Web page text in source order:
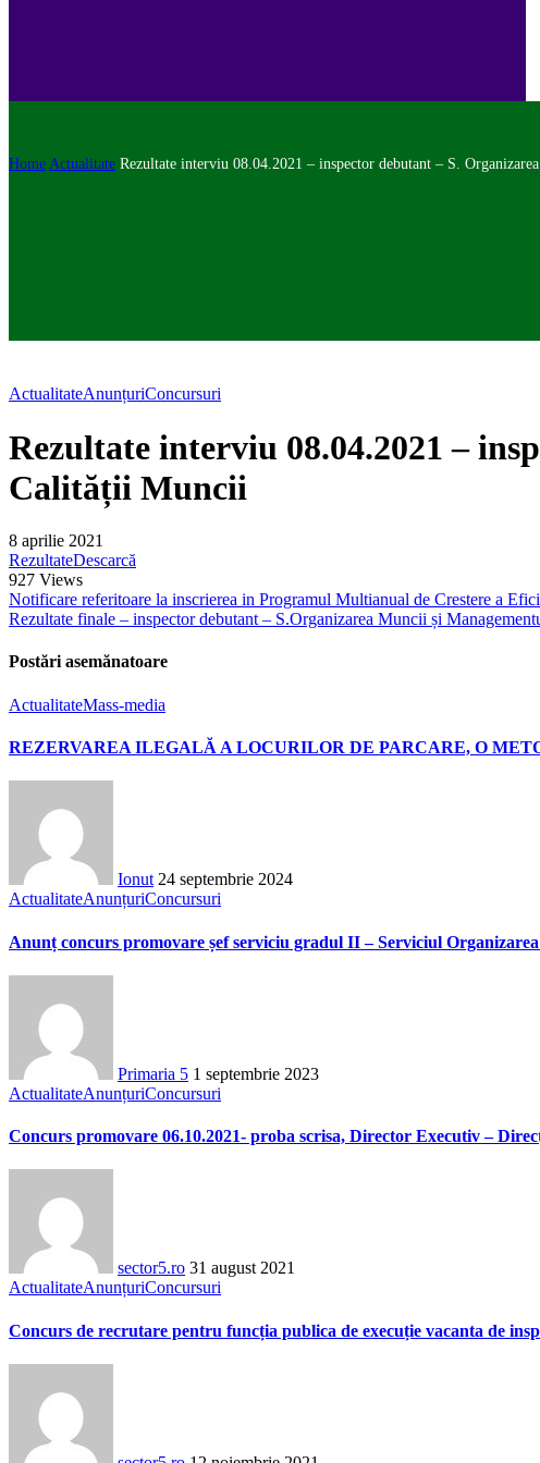
Home Actualitate Rezultate interviu 08.04.2021 – inspector debutant – S.
ActualitateAnunțuriConcursuri
Rezultate interviu 08.04.2021 –
Calității Muncii
8 aprilie 2021
RezultateDescarcă
927 Views
Notificare referitoare la inscrierea in Programul Multianual de Crestere a
Rezultate finale – inspector debutant – S.Organizarea Muncii și
Postări asemănatoare
ActualitateMass-media
REZERVAREA ILEGALĂ A LOCURILOR DE PARCARE, O
Ionut 24 septembrie 2024
ActualitateAnunțuriConcursuri
Anunț concurs promovare șef serviciu gradul II – Serviciul
Primaria 5 1 septembrie 2023
ActualitateAnunțuriConcursuri
Concurs promovare 06.10.2021- proba scrisa, Director Executiv –
sector5.ro 31 august 2021
ActualitateAnunțuriConcursuri
Concurs de recrutare pentru funcția publica de execuție vacanta de